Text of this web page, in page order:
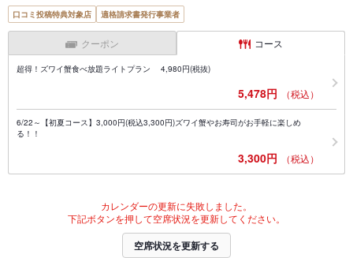
口コミ投稿特典対象店 適格請求書発行事業者
クーポン コース
超得！ズワイ蟹食べ放題ライトプラン 4,980円(税抜)
5,478円 （税込）
6/22～【初夏コース】3,000円(税込3,300円)ズワイ蟹やお寿司がお手軽に楽しめ
る！！
3,300円 （税込）
カレンダーの更新に失敗しました。
下記ボタンを押して空席状況を更新してください。
空席状況を更新する